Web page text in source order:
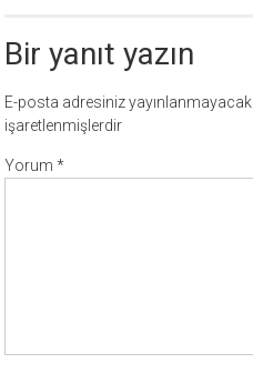
Bir yanıt yazın
E-posta adresiniz yayınlanmayacak.
işaretlenmişlerdir
Yorum*